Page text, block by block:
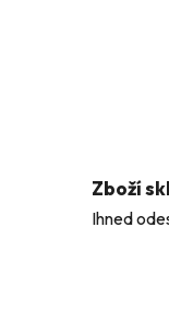
Zboží
Ihned